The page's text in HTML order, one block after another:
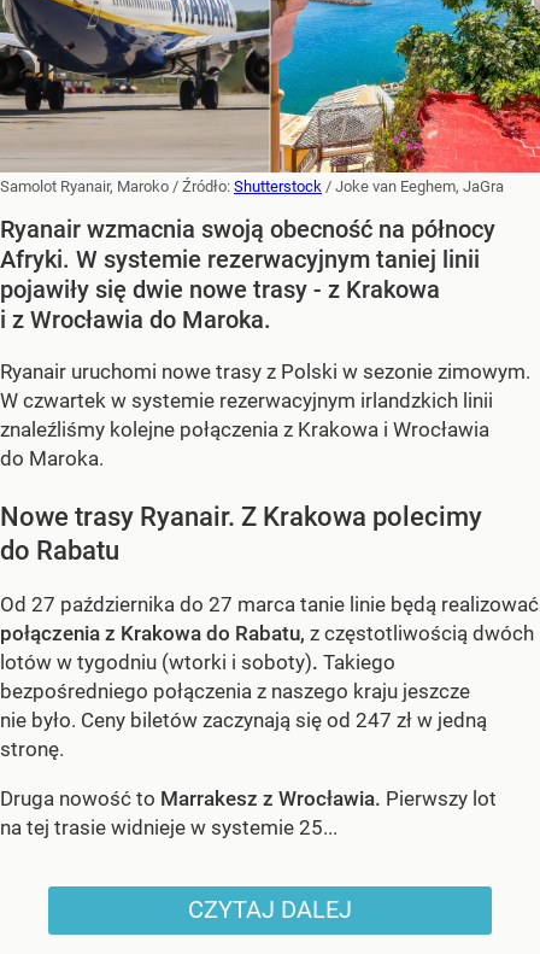
Samolot Ryanair, Maroko / Źródło: Shutterstock / Joke van Eeghem, JaGra
Ryanair wzmacnia swoją obecność na północy
Afryki. W systemie rezerwacyjnym taniej linii
pojawiły się dwie nowe trasy - z Krakowa
i z Wrocławia do Maroka.
Ryanair uruchomi nowe trasy z Polski w sezonie zimowym.
W czwartek w systemie rezerwacyjnym irlandzkich linii
znaleźliśmy kolejne połączenia z Krakowa i Wrocławia
do Maroka.
Nowe trasy Ryanair. Z Krakowa polecimy
do Rabatu
Od 27 października do 27 marca tanie linie będą realizować
połączenia z Krakowa do Rabatu, z częstotliwością dwóch
lotów w tygodniu (wtorki i soboty). Takiego
bezpośredniego połączenia z naszego kraju jeszcze
nie było. Ceny biletów zaczynają się od 247 zł w jedną
stronę.
Druga nowość to Marrakesz z Wrocławia. Pierwszy lot
na tej trasie widnieje w systemie 25...
CZYTAJ DALEJ